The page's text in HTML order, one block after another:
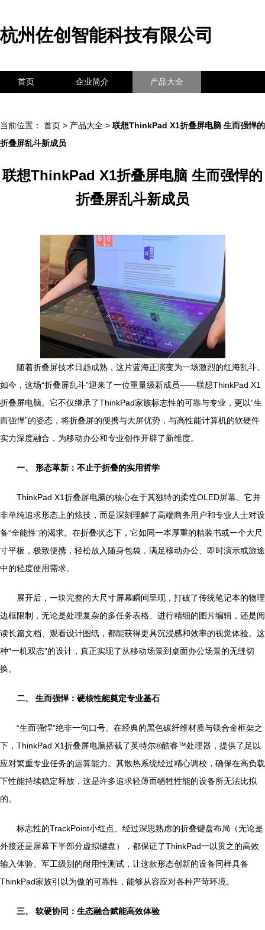
杭州佐创智能科技有限公司
首页 企业简介 产品大全
当前位置： 首页 > 产品大全 > 联想ThinkPad X1折叠屏电脑 生而强悍的
折叠屏乱斗新成员
联想ThinkPad X1折叠屏电脑 生而强悍的
折叠屏乱斗新成员
随着折叠屏技术日趋成熟，这片蓝海正演变为一场激烈的红海乱斗。
如今，这场“折叠屏乱斗”迎来了一位重量级新成员——联想ThinkPad X1
折叠屏电脑。它不仅继承了ThinkPad家族标志性的可靠与专业，更以“生
而强悍”的姿态，将折叠屏的便携与大屏优势，与高性能计算机的软硬件
实力深度融合，为移动办公和专业创作开辟了新维度。
一、 形态革新：不止于折叠的实用哲学
ThinkPad X1折叠屏电脑的核心在于其独特的柔性OLED屏幕。它并
非单纯追求形态上的炫技，而是深刻理解了高端商务用户和专业人士对设
备“全能性”的渴求。在折叠状态下，它如同一本厚重的精装书或一个大尺
寸平板，极致便携，轻松放入随身包袋，满足移动办公、即时演示或旅途
中的轻度使用需求。
展开后，一块完整的大尺寸屏幕瞬间呈现，打破了传统笔记本的物理
边框限制，无论是处理复杂的多任务表格、进行精细的图片编辑，还是阅
读长篇文档、观看设计图纸，都能获得更具沉浸感和效率的视觉体验。这
种“一机双态”的设计，真正实现了从移动场景到桌面办公场景的无缝切
换。
二、 生而强悍：硬核性能奠定专业基石
“生而强悍”绝非一句口号。在经典的黑色碳纤维材质与镁合金框架之
下，ThinkPad X1折叠屏电脑搭载了英特尔®酷睿™处理器，提供了足以
应对繁重专业任务的运算能力。其散热系统经过精心调校，确保在高负载
下性能持续稳定释放，这是许多追求轻薄而牺牲性能的设备所无法比拟
的。
标志性的TrackPoint小红点、经过深思熟虑的折叠键盘布局（无论是
外接还是屏幕下半部分虚拟键盘），都保证了ThinkPad一以贯之的高效
输入体验。军工级别的耐用性测试，让这款形态创新的设备同样具备
ThinkPad家族引以为傲的可靠性，能够从容应对各种严苛环境。
三、 软硬协同：生态融合赋能高效体验